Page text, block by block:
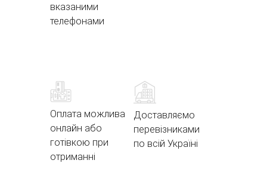
вказаними
телефонами
Оплата можлива
онлайн або
готівкою при
отриманні
Доставляємо
перевізниками
по всій Україні